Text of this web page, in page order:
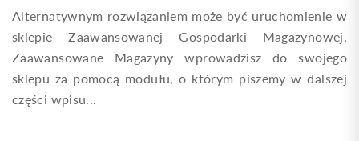
Alternatywnym rozwiązaniem może być uruchomienie w
sklepie Zaawansowanej Gospodarki Magazynowej.
Zaawansowane Magazyny wprowadzisz do swojego
sklepu za pomocą modułu, o którym piszemy w dalszej
części wpisu...